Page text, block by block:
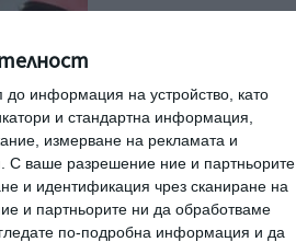
информация на устройство, като
и стандартна информация,
измерване на рекламата и
С ваше разрешение ние и партньорите
и идентификация чрез сканиране на
и партньорите ни да обработваме
по-подробна информация и да